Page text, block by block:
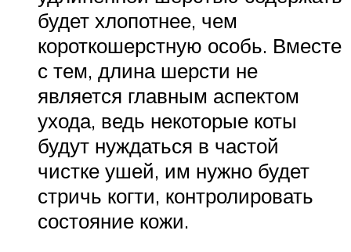
будет хлопотнее, чем
короткошерстную особь. Вместе
с тем, длина шерсти не
является главным аспектом
ухода, ведь некоторые коты
будут нуждаться в частой
чистке ушей, им нужно будет
стричь когти, контролировать
состояние кожи.